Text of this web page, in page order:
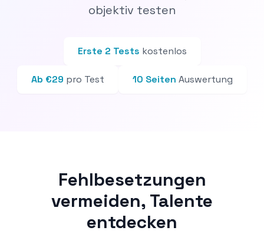
objektiv testen
Erste 2 Tests kostenlos
Ab €29 pro Test 10 Seiten Auswertung
Fehlbesetzungen
vermeiden, Talente
entdecken